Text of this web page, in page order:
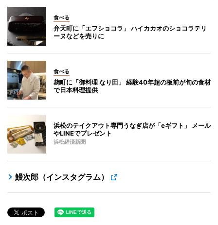
食べる
弁天町に「エフショコラ」 ハイカカオのショコラテリ
ーヌなどを売りに
食べる
麹町に「御料理 なり田」 経験40年超の板前が旬の食材
で日本料理提供
浜松のテイクアウト専門うなぎ店が「eギフト」 メール
やLINEでプレゼント
浜松経済新聞
鰻次郎（インスタグラム）